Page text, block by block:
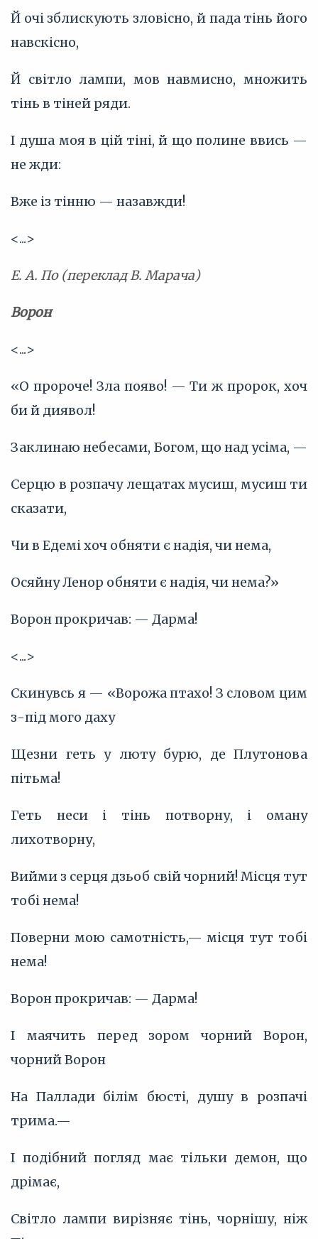
Й очі зблискують зловісно, й пада тінь його
навскісно,
Й світло лампи, мов навмисно, множить
тінь в тіней ряди.
І душа моя в цій тіні, й що полине ввись —
не жди:
Вже із тінню — назавжди!
<...>
Е. А. По (переклад В. Марача)
Ворон
<...>
«О пророче! Зла появо! — Ти ж пророк, хоч
би й диявол!
Заклинаю небесами, Богом, що над усіма, —
Серцю в розпачу лещатах мусиш, мусиш ти
сказати,
Чи в Едемі хоч обняти є надія, чи нема,
Осяйну Ленор обняти є надія, чи нема?»
Ворон прокричав: — Дарма!
<...>
Скинувсь я — «Ворожа птахо! З словом цим
з-під мого даху
Щезни геть у люту бурю, де Плутонова
пітьма!
Геть неси і тінь потворну, і оману
лихотворну,
Вийми з серця дзьоб свій чорний! Місця тут
тобі нема!
Поверни мою самотність,— місця тут тобі
нема!
Ворон прокричав: — Дарма!
І маячить перед зором чорний Ворон,
чорний Ворон
На Паллади білім бюсті, душу в розпачі
трима.—
І подібний погляд має тільки демон, що
дрімає,
Світло лампи вирізняє тінь, чорнішу, ніж